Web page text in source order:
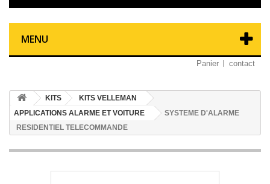
MENU
Panier contact
KITS
KITS VELLEMAN
APPLICATIONS ALARME ET VOITURE
SYSTEME D'ALARME
RESIDENTIEL TELECOMMANDE